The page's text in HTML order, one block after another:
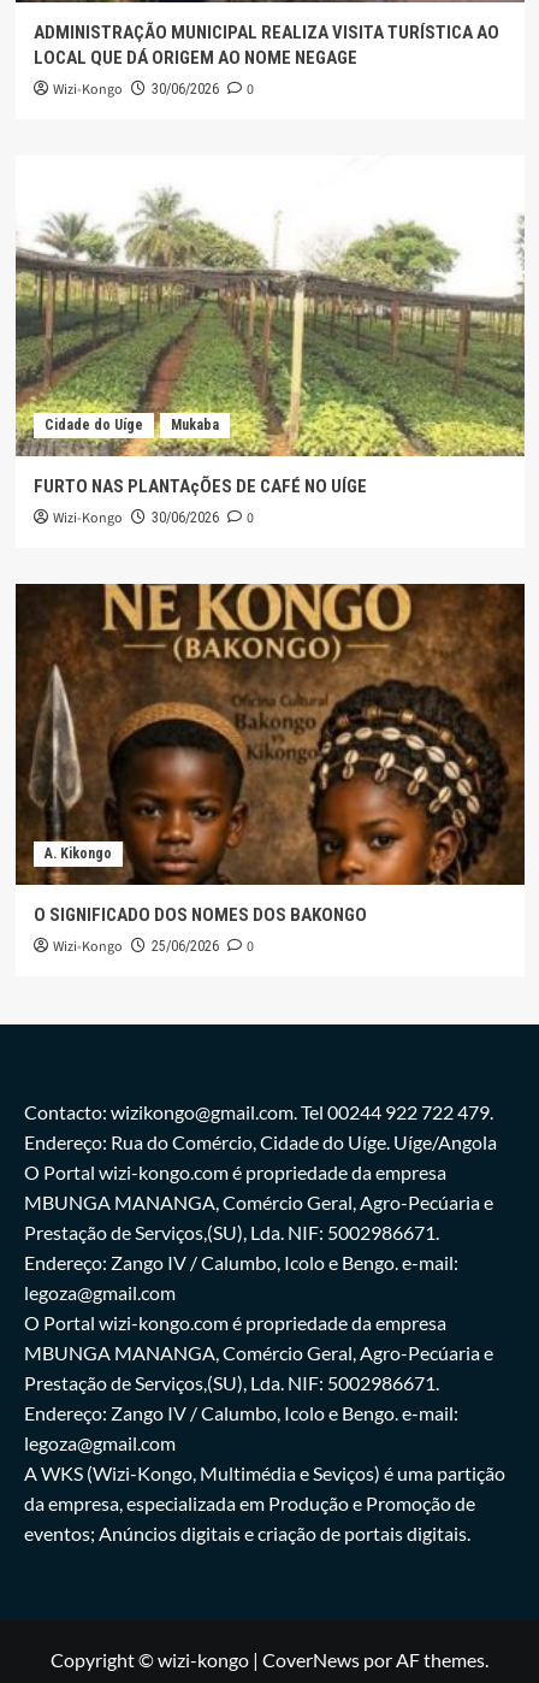
ADMINISTRAÇÃO MUNICIPAL REALIZA VISITA TURÍSTICA AO
LOCAL QUE DÁ ORIGEM AO NOME NEGAGE
Wizi-Kongo 30/06/2026 0
Cidade do Uíge Mukaba
FURTO NAS PLANTAçÕES DE CAFÉ NO UÍGE
Wizi-Kongo 30/06/2026 0
A. Kikongo
O SIGNIFICADO DOS NOMES DOS BAKONGO
Wizi-Kongo 25/06/2026 0
Contacto: wizikongo@gmail.com. Tel 00244 922 722 479.
Endereço: Rua do Comércio, Cidade do Uíge. Uíge/Angola
O Portal wizi-kongo.com é propriedade da empresa
MBUNGA MANANGA, Comércio Geral, Agro-Pecúaria e
Prestação de Serviços,(SU), Lda. NIF: 5002986671.
Endereço: Zango IV / Calumbo, Icolo e Bengo. e-mail:
legoza@gmail.com
O Portal wizi-kongo.com é propriedade da empresa
MBUNGA MANANGA, Comércio Geral, Agro-Pecúaria e
Prestação de Serviços,(SU), Lda. NIF: 5002986671.
Endereço: Zango IV / Calumbo, Icolo e Bengo. e-mail:
legoza@gmail.com
A WKS (Wizi-Kongo, Multimédia e Seviços) é uma partição
da empresa, especializada em Produção e Promoção de
eventos; Anúncios digitais e criação de portais digitais.
Copyright © wizi-kongo | CoverNews por AF themes.